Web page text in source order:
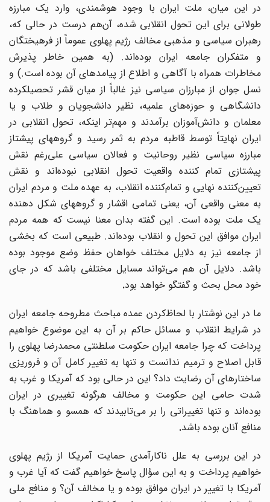
در این میان، ملت ایران با وجود هوشمندی، وارد یک مبارزه
طولانی برای این تحول انقلابی شده، آنهم درست در حالی که،
رهبران سیاسی و مذهبی مخالف رژیم پهلوی عموماً از فرهیختگان
و متفکران جامعه ایران بوده‌اند. (به همین خاطر پذیرش
مخاطرات همراه با آگاهی و اطلاع از پیامدهای آن بوده است.) و
نسل جوان از مبارزان سیاسی نیز غالباً از میان قشر تحصیلکرده
دانشگاهی و حوزههای علمیه، نظیر دانشجویان و طلاب و یا
معلمان و دانش‌آموزان برآمدند و مهمتر اینکه، تحول انقلابی در
ایران نهایتاً توسط قاطبه مردم به ثمر رسید و گروههای پیشتاز
مبارزه سیاسی نظیر روحانیت و فعالان سیاسی علیرغم نقش
پیشتازی تمام کننده واقعیت تحول انقلابی نبوده‌اند و نقش
تعیینکننده نهایی و تمامکننده انقلاب، به عهده ملت و مردم ایران
به معنی واقعی آن، یعنی تمامی اقشار و گروههای شکل دهنده
یک ملت بوده‌ است. این گفته بدان معنا نیست که همه مردم
ایران موافق این تحول و انقلاب بوده‌اند. طبیعی است که بخشی
از جامعه نیز به دلایل مختلف خواهان حفظ وضع موجود بوده
باشد. دلایل آن هم می‌تواند مسایل مختلفی باشد که در جای
خود محل بحث و گفتگو خواهد بود.
ما در این نوشتار با لحاظکردن عمده مباحث مطروحه جامعه ایران
در شرایط انقلاب و مسائل حاکم بر آن به این موضوع خواهیم
پرداخت که چرا جامعه ایران حکومت سلطنتی محمدرضا پهلوی را
قابل اصلاح و ترمیم ندانست و تنها به تغییر کامل آن و فروریزی
ساختارهای آن رضایت داد؟ این در حالی بود که آمریکا و غرب به
شدت حامی این حکومت و مخالف هرگونه تغییری در ایران
بوده‌اند و تنها تغییراتی را بر می‌تابیدند که همسو و هماهنگ با
منافع آنان بوده باشد.
در این بررسی به علل ناکارآمدی حمایت آمریکا از رژیم پهلوی
خواهیم پرداخت و به این سؤال پاسخ خواهیم گفت که آیا غرب و
آمریکا با تغییر در ایران موافق بوده و یا مخالف آن؟ و منافع ملی